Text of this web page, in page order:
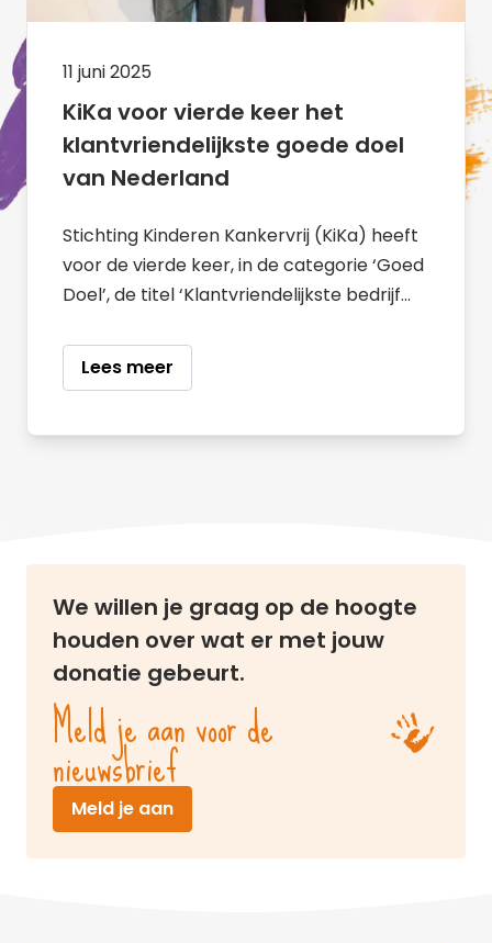
11 juni 2025
KiKa voor vierde keer het
klantvriendelijkste goede doel
van Nederland
Stichting Kinderen Kankervrij (KiKa) heeft
voor de vierde keer, in de categorie ‘Goed
Doel’, de titel ‘Klantvriendelijkste bedrijf
titel samen met CliniClowns.
Lees meer
We willen je graag op de hoogte
houden over wat er met jouw
donatie gebeurt.
Meld je aan voor de
nieuwsbrief
Meld je aan(opent in nieuw venster)